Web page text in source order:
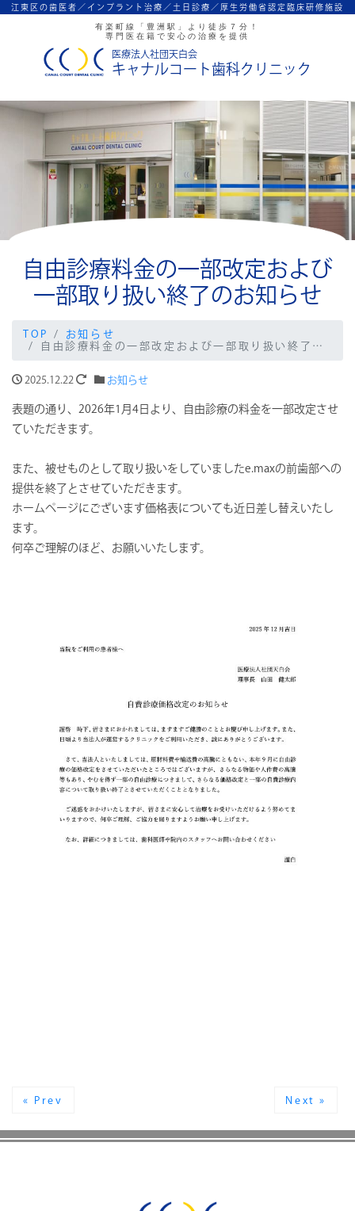
江東区の歯医者／インプラント治療／ 土日診療／厚生労働省認定臨床研修施設
有楽町線「豊洲駅」より徒歩７分！
専門医在籍で安心の治療を提供
医療法人社団天白会
キャナルコート歯科クリニック
自由診療料金の一部改定および
一部取り扱い終了のお知らせ
TOP
お知らせ
自由診療料金の一部改定および一部取り扱い終了のお知らせ
2025.12.22 お知らせ
表題の通り、2026年1月4日より、自由診療の料金を一部改定させ
ていただきます。
また、被せものとして取り扱いをしていましたe.maxの前歯部への
提供を終了とさせていただきます。
ホームページにございます価格表についても近日差し替えいたし
ます。
何卒ご理解のほど、お願いいたします。
« Prev Next »